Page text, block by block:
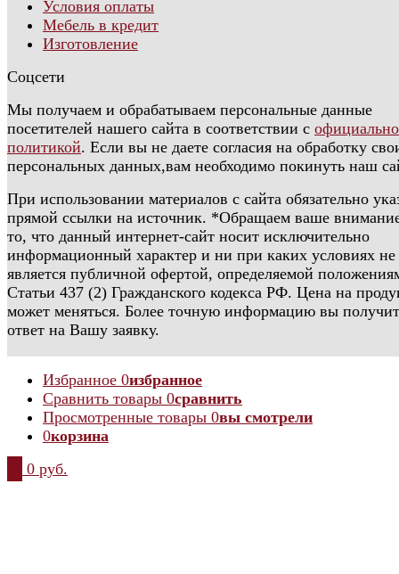
Условия оплаты
Мебель в кредит
Изготовление
Соцсети
Мы получаем и обрабатываем персональные данные
посетителей нашего сайта в соответствии с
политикой. Если вы не даете согласия на обработку
персональных данных,вам необходимо покинуть наш
При использовании материалов с сайта обязательно
прямой ссылки на источник. *Обращаем ваше
то, что данный интернет-сайт носит исключительно
информационный характер и ни при каких условиях не
является публичной офертой, определяемой
Статьи 437 (2) Гражданского кодекса РФ. Цена на
может меняться. Более точную информацию вы
ответ на Вашу заявку.
Избранное 0избранное
Сравнить товары 0сравнить
Просмотренные товары 0вы смотрели
0корзина
0 руб.